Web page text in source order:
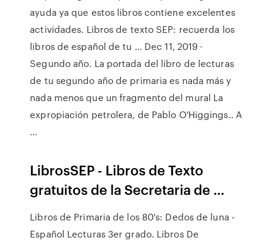
ayuda ya que estos libros contiene excelentes
actividades. Libros de texto SEP: recuerda los
libros de español de tu ... Dec 11, 2019 ·
Segundo año. La portada del libro de lecturas
de tu segundo año de primaria es nada más y
nada menos que un fragmento del mural La
expropiación petrolera, de Pablo O'Higgings.. A
…
LibrosSEP - Libros de Texto
gratuitos de la Secretaria de ...
Libros de Primaria de los 80's: Dedos de luna -
Español Lecturas 3er grado. Libros De